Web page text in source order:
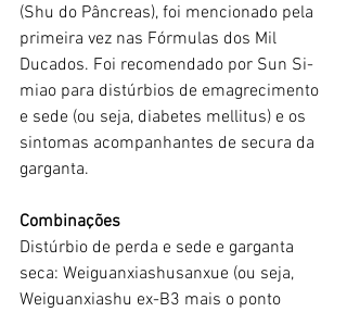
(Shu do Pâncreas), foi mencionado pela
primeira vez nas Fórmulas dos Mil
Ducados. Foi recomendado por Sun Si-
miao para distúrbios de emagrecimento
e sede (ou seja, diabetes mellitus) e os
sintomas acompanhantes de secura da
garganta.
Combinações
Distúrbio de perda e sede e garganta
seca: Weiguanxiashusanxue (ou seja,
Weiguanxiashu ex-B3 mais o ponto